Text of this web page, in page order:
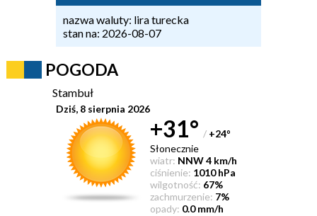
nazwa waluty: lira turecka
stan na: 2026-08-07
POGODA
Stambuł
Dziś, 8 sierpnia 2026
+31° / +24°
Słonecznie
wiatr: NNW 4 km/h
ciśnienie: 1010 hPa
wilgotność: 67%
zachmurzenie: 7%
opady: 0.0 mm/h